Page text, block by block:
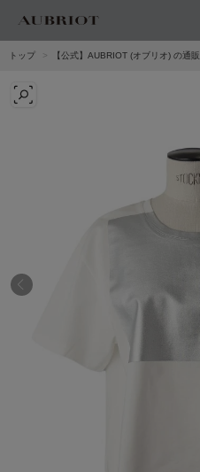
トップ 【公式】AUBRIOT (オブリオ) の通販